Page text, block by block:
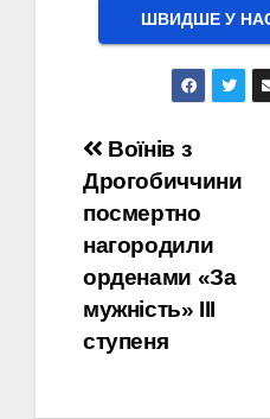
ШВИДШЕ У НАС
Навігація
записів
Воїнів з
Дрогобиччини
посмертно
нагородили
орденами «За
мужність» ІІІ
ступеня